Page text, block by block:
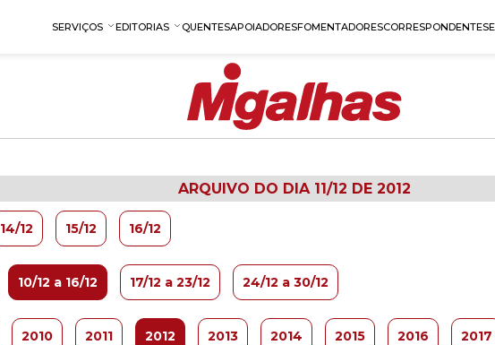
SERVIÇOS EDITORIAS QUENTESAPOIADORESFOMENTADORESCORRESPONDENTES
ARQUIVO DO DIA 11/12 DE 2012
14/12 15/12 16/12
10/12 a 16/12 17/12 a 23/12 24/12 a 30/12
2010 2011 2012 2013 2014 2015 2016 2017